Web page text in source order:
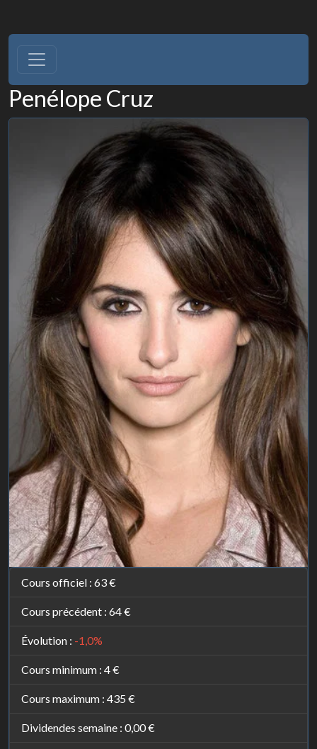
Penélope Cruz
Cours officiel : 63 €
Cours précédent : 64 €
Évolution : -1,0%
Cours minimum : 4 €
Cours maximum : 435 €
Dividendes semaine : 0,00 €